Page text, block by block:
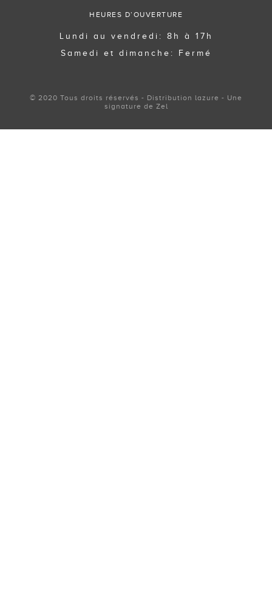
HEURES D’OUVERTURE
Lundi au vendredi: 8h à 17h
Samedi et dimanche: Fermé
© 2020 Tous droits réservés - Distribution lazure - Une
signature de Zel